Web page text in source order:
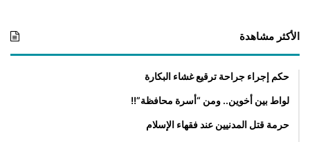
ت
م
ل
الأكثر مشاهدة
حكم إجراء جراحة ترقيع غشاء البكارة
لواط بين أخوين.. ومن “أسرة محافظة”!!
حرمة قتل المدنيين عند فقهاء الإسلام